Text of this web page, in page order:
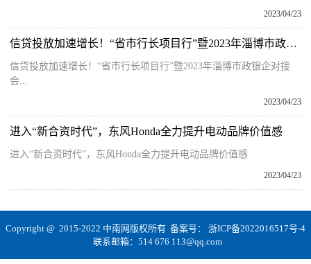
2023/04/23
信贷投放加速增长！“省市行长项目行”暨2023年淄博市政银企对接会成果显现
信贷投放加速增长！“省市行长项目行”暨2023年淄博市政银企对接
会...
2023/04/23
进入“新合资时代”，东风Honda全力提升电动品牌价值感
进入“新合资时代”，东风Honda全力提升电动品牌价值感
2023/04/23
Copyright @ 2015-2022 中南网版权所有 备案号： 浙ICP备2022016517号-4
联系邮箱：514 676 113@qq.com